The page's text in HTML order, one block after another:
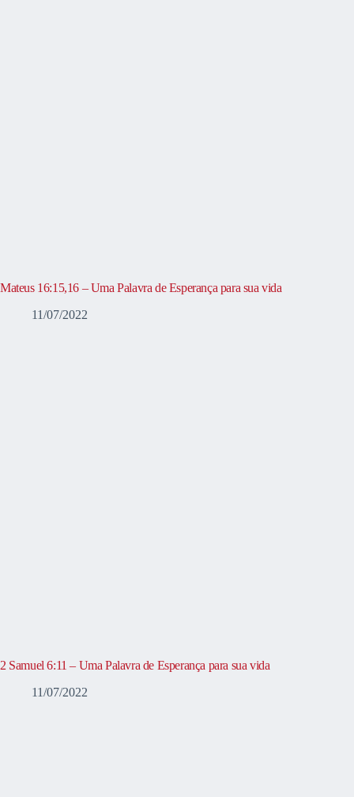
Mateus 16:15,16 – Uma Palavra de Esperança para sua vida
11/07/2022
2 Samuel 6:11 – Uma Palavra de Esperança para sua vida
11/07/2022